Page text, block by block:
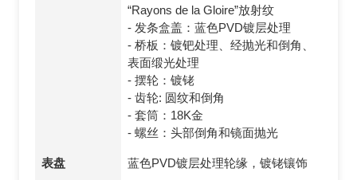
“Rayons de la Gloire”放射纹
- 发条盒盖：蓝色PVD镀层处理
- 桥板：镀钯处理、经抛光和倒角、
表面缎光处理
- 摆轮：镀铑
- 齿轮: 圆纹和倒角
- 套筒：18K金
- 螺丝：头部倒角和镜面抛光
表盘 蓝色PVD镀层处理轮缘，镀铑镶饰